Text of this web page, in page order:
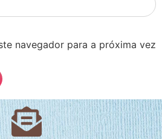
navegador para a próxima vez